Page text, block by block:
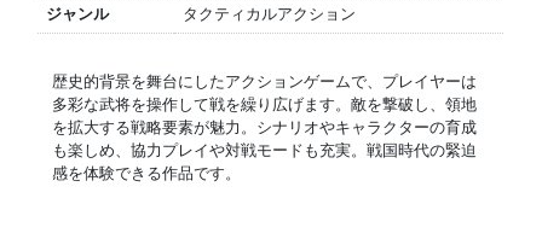
ジャンル タクティカルアクション
歴史的背景を舞台にしたアクションゲームで、プレイヤーは
多彩な武将を操作して戦を繰り広げます。敵を撃破し、領地
を拡大する戦略要素が魅力。シナリオやキャラクターの育成
も楽しめ、協力プレイや対戦モードも充実。戦国時代の緊迫
感を体験できる作品です。